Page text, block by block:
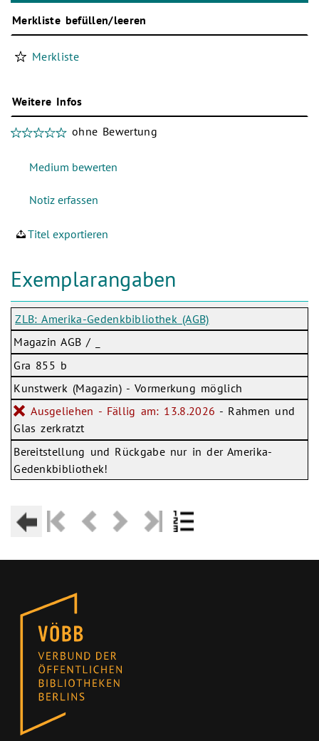
Merkliste befüllen/leeren
Merkliste
Weitere Infos
ohne Bewertung
Titel exportieren
Exemplarangaben
ZLB: Amerika-Gedenkbibliothek (AGB)
Magazin AGB / _
Gra 855 b
Kunstwerk (Magazin) - Vormerkung möglich
Ausgeliehen - Fällig am: 13.8.2026 - Rahmen und
Glas zerkratzt
Bereitstellung und Rückgabe nur in der Amerika-
Gedenkbibliothek!